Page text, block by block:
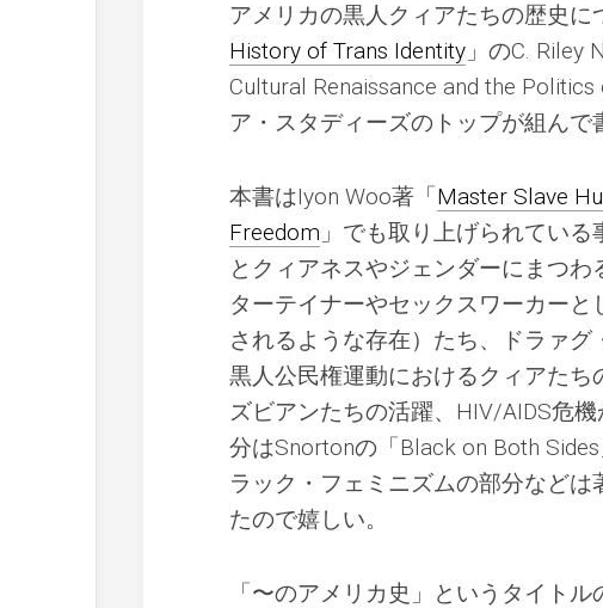
アメリカの黒人クィアたちの歴史に
History of Trans Identity 」のC. Riley
Cultural Renaissance and the
ア・スタディーズのトップが組んで
本書はIyon Woo著「Master Slave
Freedom 」でも取り上げられてい
とクィアネスやジェンダーにまつ
ターテイナーやセックスワーカー
されるような存在）たち、ドラァグ
黒人公民権運動におけるクィアた
ズビアンたちの活躍、HIV/AIDS危
分はSnortonの「Black on Both
ラック・フェミニズムの部分など
たので嬉しい。
「〜のアメリカ史」というタイト